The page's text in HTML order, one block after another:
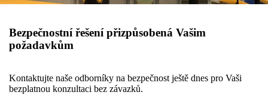
Bezpečnostní řešení přizpůsobená Vašim
požadavkům
Kontaktujte naše odborníky na bezpečnost ještě dnes pro Vaši
bezplatnou konzultaci bez závazků.